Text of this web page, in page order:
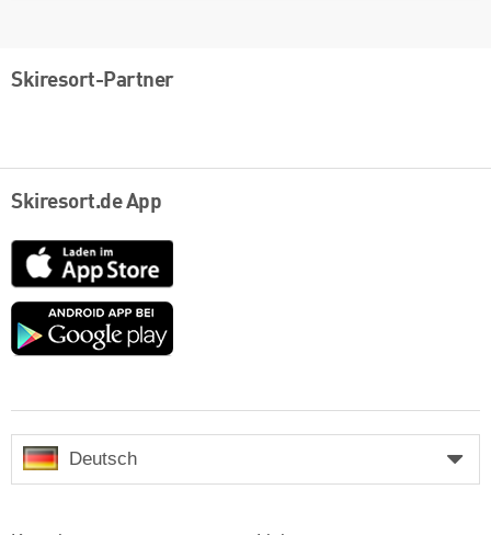
Skiresort-Partner
Skiresort.de App
App
Store
Google
Deutsch